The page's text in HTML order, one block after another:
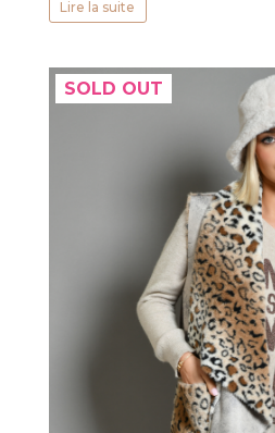
Lire la suite
SOLD OUT